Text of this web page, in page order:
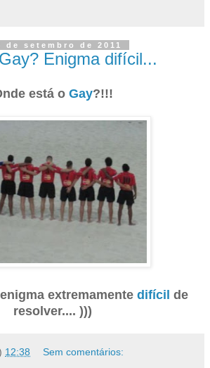
setembro de 2011
Enigma difícil...
está o Gay?!!!
extremamente difícil de
resolver.... )))
12:38 Sem comentários: